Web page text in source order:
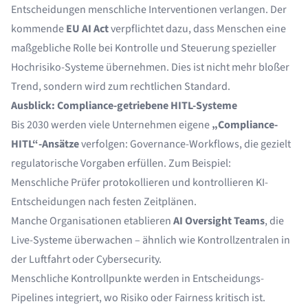
Entscheidungen menschliche Interventionen verlangen. Der
kommendeEU AI Actverpflichtet dazu, dass Menschen eine
maßgebliche Rolle bei Kontrolle und Steuerung spezieller
Hochrisiko-Systeme übernehmen. Dies ist nicht mehr bloßer
Trend, sondern wird zum rechtlichen Standard.
Ausblick: Compliance-getriebene HITL-Systeme
Bis 2030 werden viele Unternehmen eigene„Compliance-
HITL“-Ansätzeverfolgen: Governance-Workflows, die gezielt
regulatorische Vorgaben erfüllen. Zum Beispiel:
Menschliche Prüfer protokollieren und kontrollieren KI-
Entscheidungen nach festen Zeitplänen.
Manche Organisationen etablierenAI Oversight Teams, die
Live-Systeme überwachen – ähnlich wie Kontrollzentralen in
der Luftfahrt oder Cybersecurity.
Menschliche Kontrollpunkte werden in Entscheidungs-
Pipelines integriert, wo Risiko oder Fairness kritisch ist.